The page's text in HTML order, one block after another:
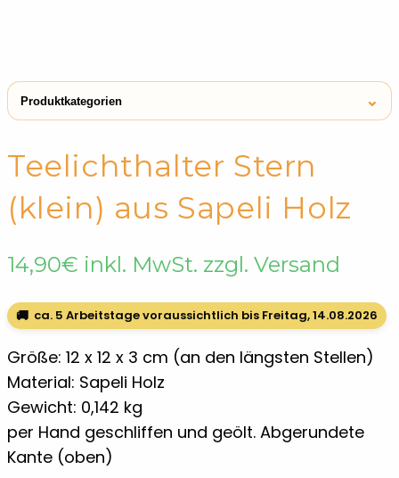
Produktkategorien ⌄
Teelichthalter Stern
(klein) aus Sapeli Holz
14,90€ inkl. MwSt. zzgl. Versand
🚚 ca. 5 Arbeitstage voraussichtlich bis Freitag, 14.08.2026
Größe: 12 x 12 x 3 cm (an den längsten Stellen)
Material: Sapeli Holz
Gewicht: 0,142 kg
per Hand geschliffen und geölt. Abgerundete
Kante (oben)